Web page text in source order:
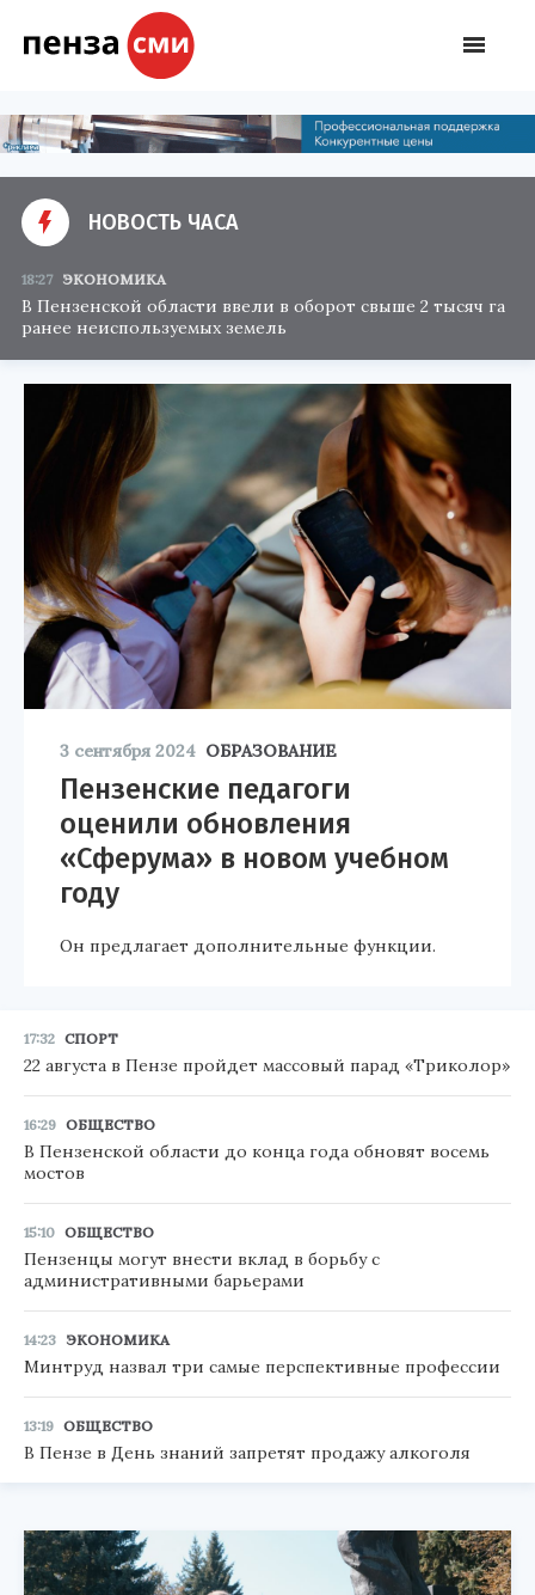
НОВОСТЬ ЧАСА
18:27 ЭКОНОМИКА
В Пензенской области ввели в оборот свыше 2 тысяч га
ранее неиспользуемых земель
3 сентября 2024 ОБРАЗОВАНИЕ
Пензенские педагоги
оценили обновления
«Сферума» в новом учебном
году
Он предлагает дополнительные функции.
17:32 СПОРТ
22 августа в Пензе пройдет массовый парад «Триколор»
16:29 ОБЩЕСТВО
В Пензенской области до конца года обновят восемь
мостов
15:10 ОБЩЕСТВО
Пензенцы могут внести вклад в борьбу с
административными барьерами
14:23 ЭКОНОМИКА
Минтруд назвал три самые перспективные профессии
13:19 ОБЩЕСТВО
В Пензе в День знаний запретят продажу алкоголя